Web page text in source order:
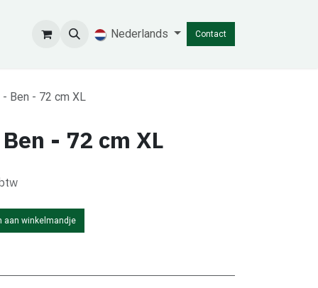
Nederlands Contact
Ben - 72 cm XL
- 72 cm XL
aan winkelmandje